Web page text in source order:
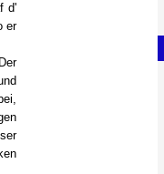
d'
er